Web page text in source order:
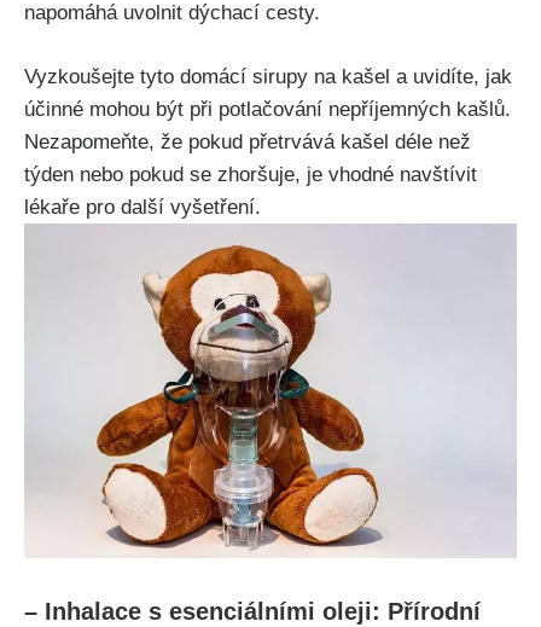
napomáhá uvolnit dýchací cesty.
Vyzkoušejte‍ tyto domácí sirupy na kašel a uvidíte, jak
účinné⁢ mohou být při potlačování nepříjemných⁣ kašlů.
Nezapomeňte, že pokud přetrvává kašel déle než
týden nebo pokud se zhoršuje, je ‌vhodné navštívit
lékaře pro další vyšetření.
– Inhalace s ‌esenciálními oleji: Přírodní‍